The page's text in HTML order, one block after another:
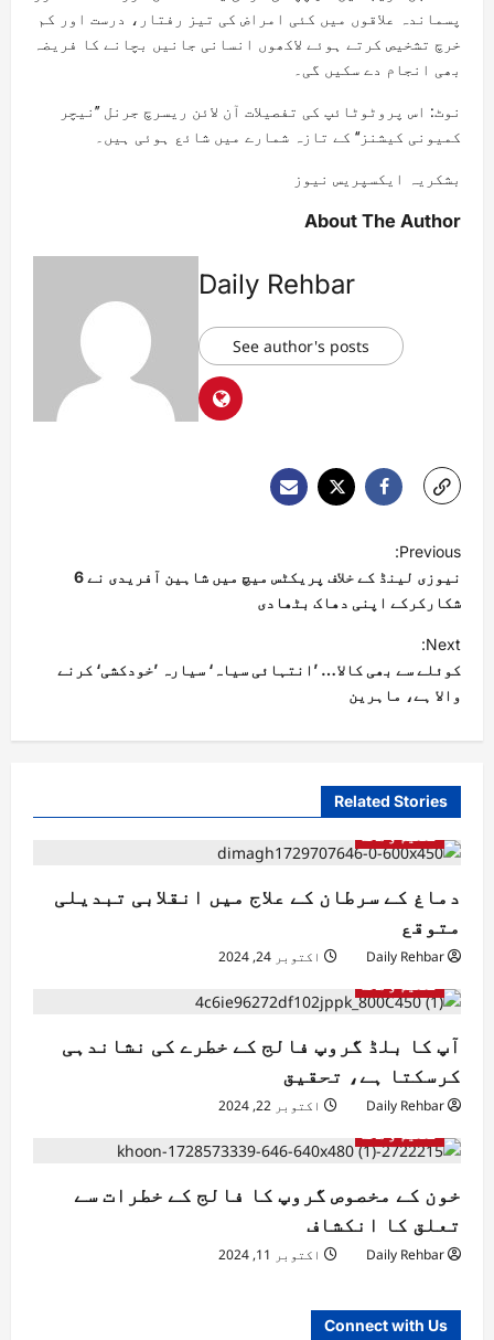
پسماندہ علاقوں میں کئی امراض کی تیز رفتار، درست اور کم
خرچ تشخیص کرتے ہوئے لاکھوں انسانی جانیں بچانے کا فریضہ
بھی انجام دے سکیں گی۔
نوٹ: اس پروٹوٹائپ کی تفصیلات آن لائن ریسرچ جرنل ’’نیچر
کمیونی کیشنز‘‘ کے تازہ شمارے میں شائع ہوئی ہیں۔
بشکریہ ایکسپریس نیوز
About The Author
Daily Rehbar
See author's posts
Previous:
نیوزی لینڈ کے خلاف پریکٹس میچ میں شاہین آفریدی نے 6
شکارکرکے اپنی دھاک بٹھادی
Next:
کوئلے سے بھی کالا… ’انتہائی سیاہ‘ سیارہ ’خودکشی‘ کرنے
والا ہے، ماہرین
Related Stories
تعلیم و صحت
دماغ کے سرطان کے علاج میں انقلابی تبدیلی
متوقع
Daily Rehbar
اکتوبر 24, 2024
تعلیم و صحت
آپ کا بلڈ گروپ فالج کے خطرے کی نشاندہی
کرسکتا ہے، تحقیق
Daily Rehbar
اکتوبر 22, 2024
تعلیم و صحت
خون کے مخصوص گروپ کا فالج کے خطرات سے
تعلق کا انکشاف
Daily Rehbar اکتوبر 11, 2024
Connect with Us